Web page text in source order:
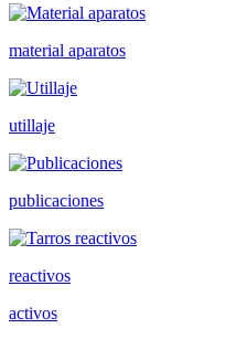
material aparatos
utillaje
publicaciones
reactivos
activos